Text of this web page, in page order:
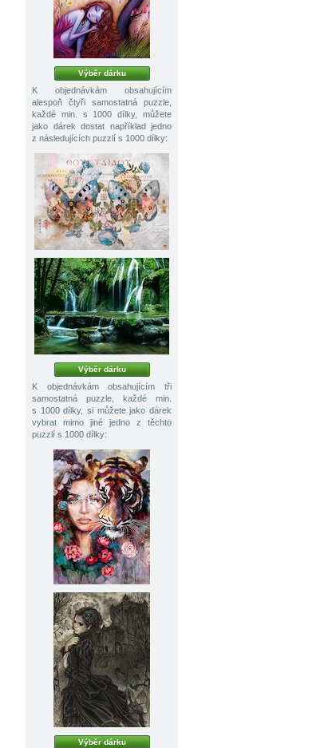
Výběr dárku
K objednávkám obsahujícím
alespoň čtyři samostatná puzzle,
každé min. s 1000 dílky, můžete
jako dárek dostat například jedno
z následujících puzzlí s 1000 dílky:
Výběr dárku
K objednávkám obsahujícím tři
samostatná puzzle, každé min.
s 1000 dílky, si můžete jako dárek
vybrat mimo jiné jedno z těchto
puzzlí s 1000 dílky:
Výběr dárku